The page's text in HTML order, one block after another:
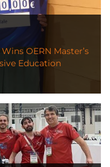
OERN Master’s
Education